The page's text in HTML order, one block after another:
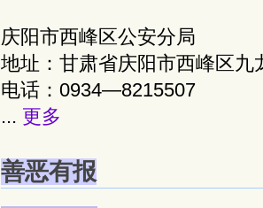
庆阳市西峰区公安分局
地址：甘肃省庆阳市西峰区九
电话：0934—8215507
... 更多
善恶有报